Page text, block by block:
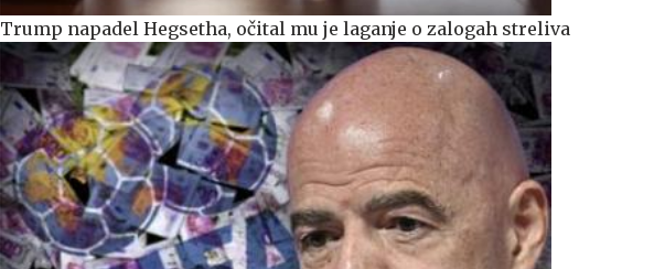
Trump napadel Hegsetha, očital mu je laganje o zalogah streliva